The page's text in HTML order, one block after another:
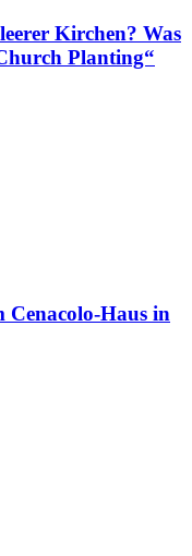
Kirchen? Was
Planting“
Cenacolo-Haus in